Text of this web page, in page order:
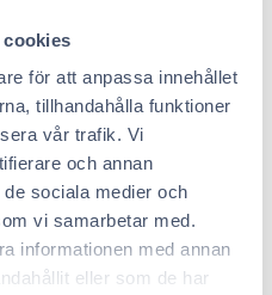
cookies
för att anpassa innehållet
tillhandahålla funktioner
vår trafik. Vi
och annan
sociala medier och
vi samarbetar med.
informationen med annan
eller som de har
Hanko voi tarjota
oma unohtumaton
aktiviteetit ja
täydelliset puitteet